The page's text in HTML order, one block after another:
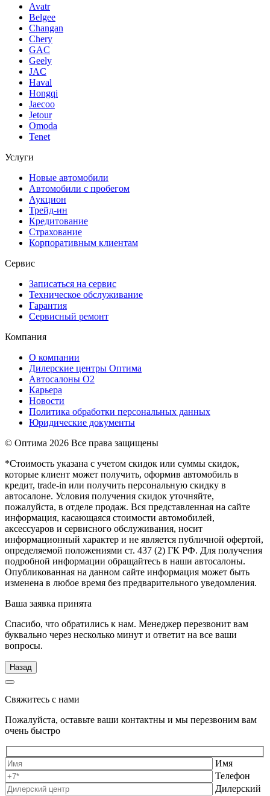
Avatr
Belgee
Changan
Chery
GAC
Geely
JAC
Haval
Hongqi
Jaecoo
Jetour
Omoda
Tenet
Услуги
Новые автомобили
Автомобили с пробегом
Аукцион
Трейд-ин
Кредитование
Страхование
Корпоративным клиентам
Сервис
Записаться на сервис
Техническое обслуживание
Гарантия
Сервисный ремонт
Компания
О компании
Дилерские центры Оптима
Автосалоны О2
Карьера
Новости
Политика обработки персональных данных
Юридические документы
© Оптима 2026 Все права защищены
*Стоимость указана с учетом скидок или суммы скидок,
которые клиент может получить, оформив автомобиль в
кредит, trade-in или получить персональную скидку в
автосалоне. Условия получения скидок уточняйте,
пожалуйста, в отделе продаж. Вся представленная на сайте
информация, касающаяся стоимости автомобилей,
аксессуаров и сервисного обслуживания, носит
информационный характер и не является публичной офертой,
определяемой положениями ст. 437 (2) ГК РФ. Для получения
подробной информации обращайтесь в наши автосалоны.
Опубликованная на данном сайте информация может быть
изменена в любое время без предварительного уведомления.
Ваша заявка принята
Спасибо, что обратились к нам. Менеджер перезвонит вам
буквально через несколько минут и ответит на все ваши
вопросы.
Назад
Свяжитесь с нами
Пожалуйста, оставьте ваши контактны и мы перезвоним вам
очень быстро
Имя
Телефон
Дилерский